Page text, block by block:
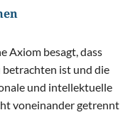
Axiom besagt, dass
betrachten ist und die
und intellektuelle
voneinander getrennt